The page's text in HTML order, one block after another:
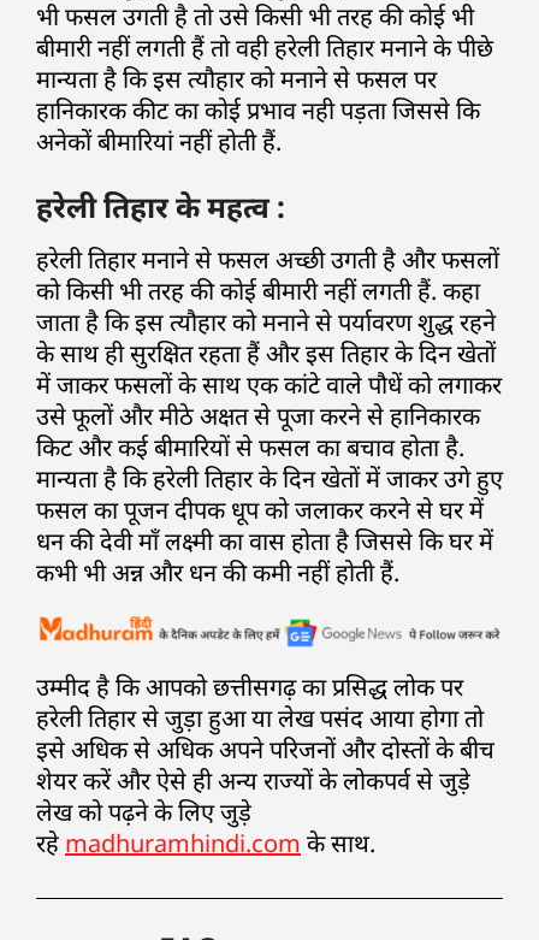
भी फसल उगती है तो उसे किसी भी तरह की कोई भी
बीमारी नहीं लगती हैं तो वही हरेली तिहार मनाने के पीछे
मान्यता है कि इस त्यौहार को मनाने से फसल पर
हानिकारक कीट का कोई प्रभाव नही पड़ता जिससे कि
अनेकों बीमारियां नहीं होती हैं.
हरेली तिहार के महत्व :
हरेली तिहार मनाने से फसल अच्छी उगती है और फसलों
को किसी भी तरह की कोई बीमारी नहीं लगती हैं. कहा
जाता है कि इस त्यौहार को मनाने से पर्यावरण शुद्ध रहने
के साथ ही सुरक्षित रहता हैं और इस तिहार के दिन खेतों
में जाकर फसलों के साथ एक कांटे वाले पौधें को लगाकर
उसे फूलों और मीठे अक्षत से पूजा करने से हानिकारक
किट और कई बीमारियों से फसल का बचाव होता है.
मान्यता है कि हरेली तिहार के दिन खेतों में जाकर उगे हुए
फसल का पूजन दीपक धूप को जलाकर करने से घर में
धन की देवी माँ लक्ष्मी का वास होता है जिससे कि घर में
कभी भी अन्न और धन की कमी नहीं होती हैं.
उम्मीद है कि आपको छत्तीसगढ़ का प्रसिद्ध लोक पर
हरेली तिहार से जुड़ा हुआ या लेख पसंद आया होगा तो
इसे अधिक से अधिक अपने परिजनों और दोस्तों के बीच
शेयर करें और ऐसे ही अन्य राज्यों के लोकपर्व से जुड़े
लेख को पढ़ने के लिए जुड़े
रहे madhuramhindi.com के साथ.